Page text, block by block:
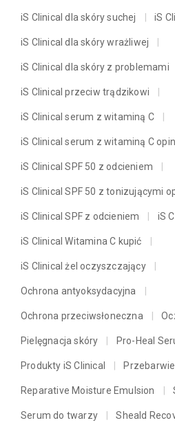
iS Clinical dla skóry suchej iS
iS Clinical dla skóry wrażliwej
iS Clinical dla skóry z problemami
iS Clinical przeciw trądzikowi
iS Clinical serum z witaminą C
iS Clinical serum z witaminą C
iS Clinical SPF 50 z odcieniem
iS Clinical SPF 50 z tonizującymi
iS Clinical SPF z odcieniem iS
iS Clinical Witamina C kupić
iS Clinical żel oczyszczający
Ochrona antyoksydacyjna
Ochrona przeciwsłoneczna
Pielęgnacja skóry Pro-Heal
Produkty iS Clinical
Reparative Moisture Emulsion
Serum do twarzy Sheald